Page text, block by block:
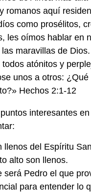
romanos aquí
como prosélitos,
les oímos hablar en
las maravillas de
todos atónitos y
unos a otros: ¿Qué
Hechos 2:1-12
interesantes
llenos del Espíritu
alto son llenos.
será Pedro el que
para entender lo